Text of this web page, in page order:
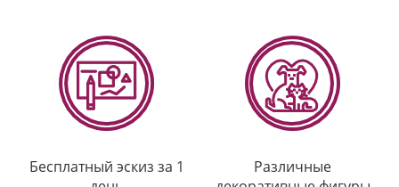
Бесплатный эскиз за 1
Различные